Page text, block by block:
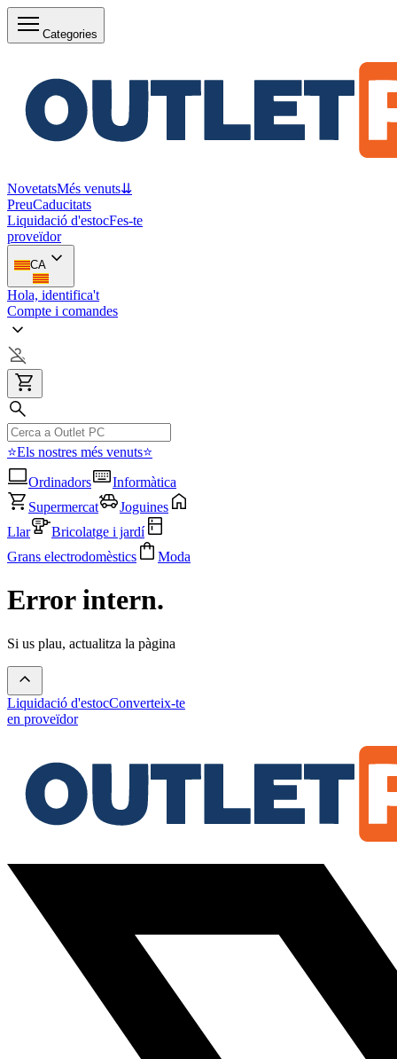
Categories
NovetatsMés venuts⇊
PreuCaducitats
Liquidació d'estocFes-te
proveïdor
CA
Hola, identifica't
Compte i comandes
⭐Els nostres més venuts⭐
Ordinadors
Informàtica
Supermercat
Joguines
Llar
Bricolatge i jardí
Grans electrodomèstics
Moda
Error intern.
Si us plau, actualitza la pàgina
Liquidació d'estocConverteix-te
en proveïdor